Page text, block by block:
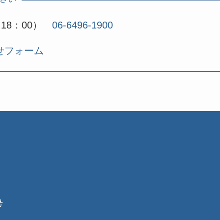
18：00） 06-6496-1900
フォーム